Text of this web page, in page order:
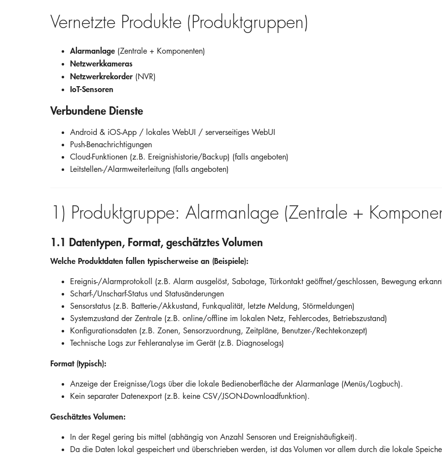
Vernetzte Produkte (Produktgruppen)
Alarmanlage (Zentrale + Komponenten)
Netzwerkkameras
Netzwerkrekorder (NVR)
IoT-Sensoren
Verbundene Dienste
Android & iOS-App / lokales WebUI / serverseitiges WebUI
Push-Benachrichtigungen
Cloud-Funktionen (z.B. Ereignishistorie/Backup) (falls angeboten)
Leitstellen-/Alarmweiterleitung (falls angeboten)
1) Produktgruppe: Alarmanlage (Zentrale +
1.1 Datentypen, Format, geschätztes Volumen
Welche Produktdaten fallen typischerweise an (Beispiele):
Ereignis-/Alarmprotokoll (z.B. Alarm ausgelöst, Sabotage, Türkontakt geöffnet/geschlossen, Bewegung
Scharf-/Unscharf-Status und Statusänderungen
Sensorstatus (z.B. Batterie-/Akkustand, Funkqualität, letzte Meldung, Störmeldungen)
Systemzustand der Zentrale (z.B. online/offline im lokalen Netz, Fehlercodes, Betriebszustand)
Konfigurationsdaten (z.B. Zonen, Sensorzuordnung, Zeitpläne, Benutzer-/Rechtekonzept)
Technische Logs zur Fehleranalyse im Gerät (z.B. Diagnoselogs)
Format (typisch):
Anzeige der Ereignisse/Logs über die lokale Bedienoberfläche der Alarmanlage (Menüs/Logbuch).
Kein separater Datenexport (z.B. keine CSV/JSON-Downloadfunktion).
Geschätztes Volumen:
In der Regel gering bis mittel (abhängig von Anzahl Sensoren und Ereignishäufigkeit).
Da die Daten lokal gespeichert und überschrieben werden, ist das Volumen vor allem durch die lokale